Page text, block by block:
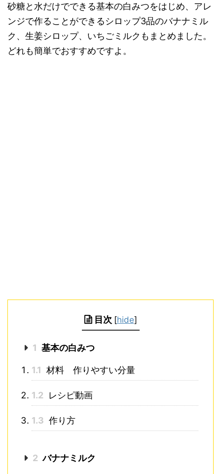
砂糖と水だけでできる基本の白みつをはじめ、アレ
ンジで作ることができるシロップ3品のバナナミル
ク、生姜シロップ、いちごミルクもまとめました。
どれも簡単でおすすめですよ。
目次 [hide]
1 基本の白みつ
1.1 材料 作りやすい分量
1.2 レシピ動画
1.3 作り方
2 バナナミルク